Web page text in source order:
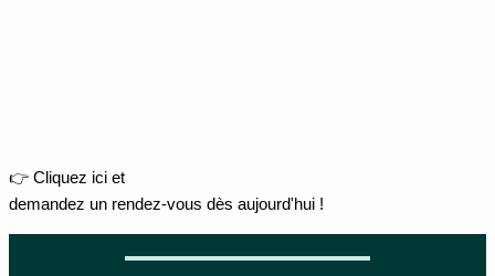
👉 Cliquez ici et
demandez un rendez-vous dès aujourd'hui !